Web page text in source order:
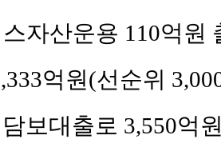
자산운용 110억원
억원(선순위
보대출로 3,550억